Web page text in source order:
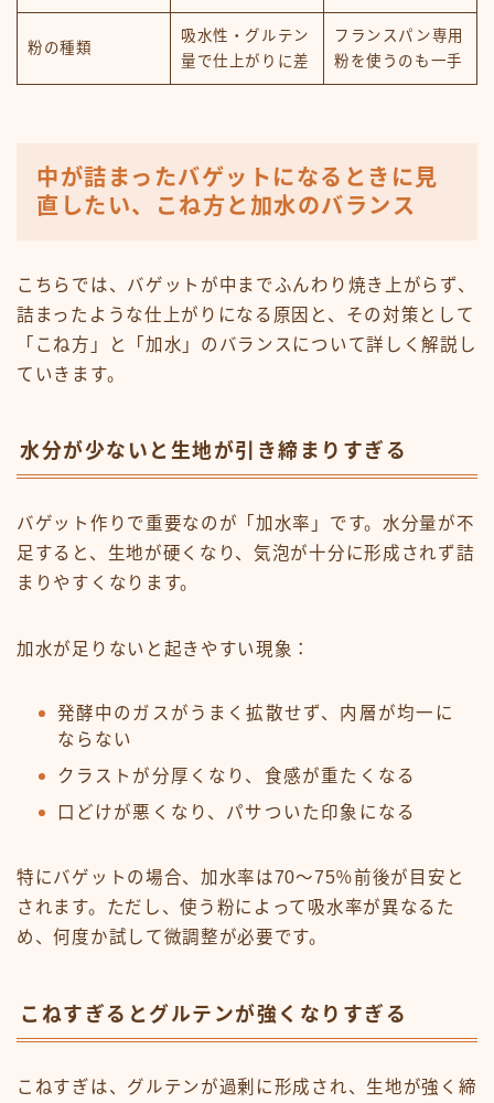
粉の種類
吸水性・グルテン
量で仕上がりに差
フランスパン専用
粉を使うのも一手
中が詰まったバゲットになるときに見
直したい、こね方と加水のバランス
こちらでは、バゲットが中までふんわり焼き上がらず、
詰まったような仕上がりになる原因と、その対策として
「こね方」と「加水」のバランスについて詳しく解説し
ていきます。
水分が少ないと生地が引き締まりすぎる
バゲット作りで重要なのが「加水率」です。水分量が不
足すると、生地が硬くなり、気泡が十分に形成されず詰
まりやすくなります。
加水が足りないと起きやすい現象：
発酵中のガスがうまく拡散せず、内層が均一に
ならない
クラストが分厚くなり、食感が重たくなる
口どけが悪くなり、パサついた印象になる
特にバゲットの場合、加水率は70～75％前後が目安と
されます。ただし、使う粉によって吸水率が異なるた
め、何度か試して微調整が必要です。
こねすぎるとグルテンが強くなりすぎる
こねすぎは、グルテンが過剰に形成され、生地が強く締